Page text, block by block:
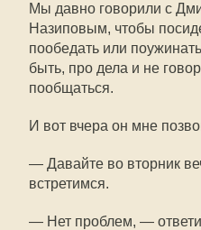
Мы давно говорили с
Назиповым, чтобы
пообедать или
быть, про дела и не
пообщаться.
И вот вчера он мне
— Давайте во вторник
встретимся.
— Нет проблем, —